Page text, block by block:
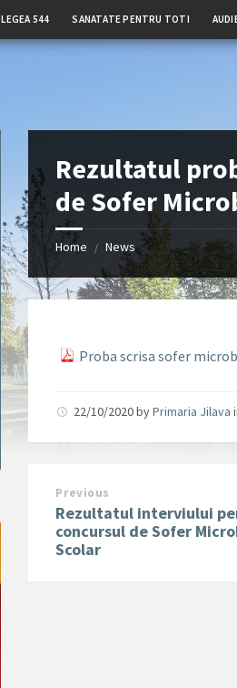
LEGEA 544 SANATATE PENTRU TOTI
Rezultatul
de Sofer
Home / News
Proba scrisa sofer
22/10/2020byPrimaria Jilava
Previous
Rezultatul interviului
concursul de Sofer
Scolar